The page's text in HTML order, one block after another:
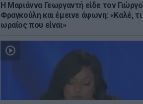
Η Μαριάννα Γεωργαντή είδε τον Γιώργο
Φραγκούλη και έμεινε άφωνη: «Καλέ, τι
ωραίος που είναι»